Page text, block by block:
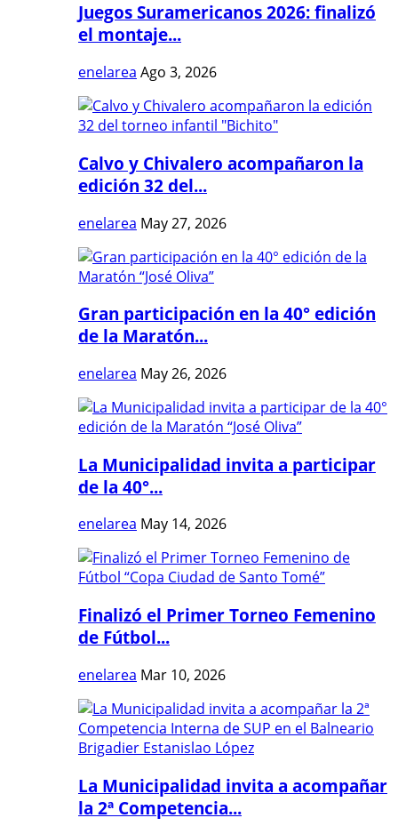
Juegos Suramericanos 2026: finalizó
el montaje...
enelarea Ago 3, 2026
Calvo y Chivalero acompañaron la
edición 32 del...
enelarea May 27, 2026
Gran participación en la 40° edición
de la Maratón...
enelarea May 26, 2026
La Municipalidad invita a participar
de la 40°...
enelarea May 14, 2026
Finalizó el Primer Torneo Femenino
de Fútbol...
enelarea Mar 10, 2026
La Municipalidad invita a acompañar
la 2ª Competencia...